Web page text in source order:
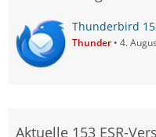
Thunderbird
Thunder 4.
Aktuelle 153 ESR-